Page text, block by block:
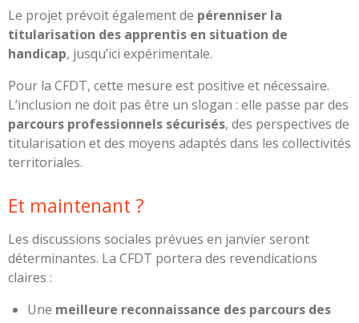
Le projet prévoit également de pérenniser la
titularisation des apprentis en situation de
handicap, jusqu’ici expérimentale.
Pour la CFDT, cette mesure est positive et nécessaire.
L’inclusion ne doit pas être un slogan : elle passe par des
parcours professionnels sécurisés, des perspectives de
titularisation et des moyens adaptés dans les collectivités
territoriales.
Et maintenant ?
Les discussions sociales prévues en janvier seront
déterminantes. La CFDT portera des revendications
claires :
Une meilleure reconnaissance des parcours des